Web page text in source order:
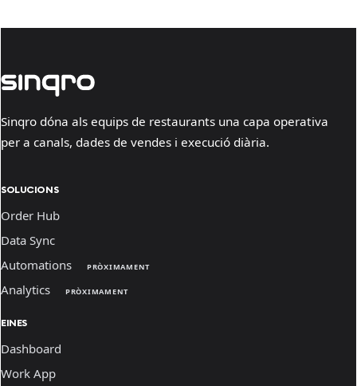
Sinqro dóna als equips de restaurants una capa operativa
per a canals, dades de vendes i execució diària.
SOLUCIONS
Order Hub
Data Sync
Automations
PRÒXIMAMENT
Analytics PRÒXIMAMENT
EINES
Dashboard
Work App